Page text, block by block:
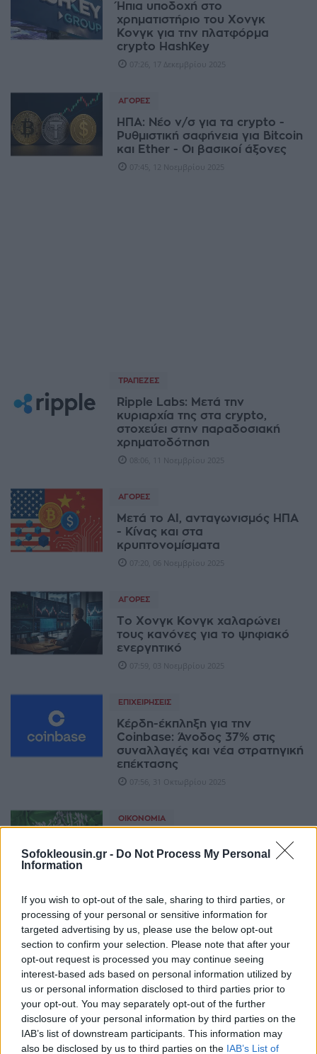
Sofokleousin.gr - Do Not Process My Personal
Information
If you wish to opt-out of the sale, sharing to third parties, or
processing of your personal or sensitive information for
targeted advertising by us, please use the below opt-out
section to confirm your selection. Please note that after your
opt-out request is processed you may continue seeing
interest-based ads based on personal information utilized by
us or personal information disclosed to third parties prior to
your opt-out. You may separately opt-out of the further
disclosure of your personal information by third parties on the
IAB’s list of downstream participants. This information may
also be disclosed by us to third parties on the IAB’s List of
Ήπια υποδοχή στο
χρηματιστήριο του Χονγκ
Κονγκ για την πλατφόρμα
crypto HashKey
07:26, 17 Δεκεμβρίου 2025
ΑΓΟΡΈΣ
ΗΠΑ: Νέο ν/σ για τα crypto -
Ρυθμιστική σαφήνεια για Bitcoin
και Ether - Οι βασικοί άξονες
07:45, 12 Νοεμβρίου 2025
ΤΡΆΠΕΖΕΣ
Ripple Labs: Μετά την
κυριαρχία της στα crypto,
στοχεύει στην παραδοσιακή
χρηματοδότηση
08:06, 11 Νοεμβρίου 2025
ΑΓΟΡΈΣ
Μετά το AI, ανταγωνισμός ΗΠΑ
- Κίνας και στα
κρυπτονομίσματα
07:20, 06 Νοεμβρίου 2025
ΑΓΟΡΈΣ
Το Χονγκ Κονγκ χαλαρώνει
τους κανόνες για το ψηφιακό
ενεργητικό
07:59, 03 Νοεμβρίου 2025
ΕΠΙΧΕΙΡΉΣΕΙΣ
Κέρδη-έκπληξη για την
Coinbase: Άνοδος 37% στις
συναλλαγές και νέα στρατηγική
επέκτασης
07:56, 31 Οκτωβρίου 2025
ΟΙΚΟΝΟΜΊΑ
διαφοροποιείται από το
07:30, 28 Οκτωβρίου 2025
ΤΡΆΠΕΖΕΣ
Tokenised καταθέσεις: Η νέα
απάντηση των βρετανικών
τραπεζών στα stablecoins
11:59, 26 Σεπτεμβρίου 2025
ΟΙΚΟΝΟΜΊΑ